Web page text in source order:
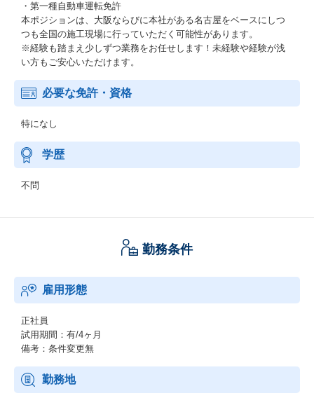
・第一種自動車運転免許
本ポジションは、大阪ならびに本社がある名古屋をベースにしつ
つも全国の施工現場に行っていただく可能性があります。
※経験も踏まえ少しずつ業務をお任せします！未経験や経験が浅
い方もご安心いただけます。
必要な免許・資格
特になし
学歴
不問
勤務条件
雇用形態
正社員
試用期間：有/4ヶ月
備考：条件変更無
勤務地